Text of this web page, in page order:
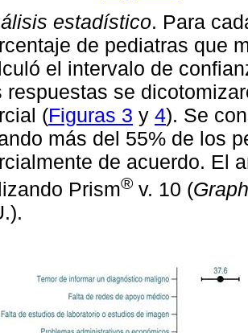
estadístico. Para
de pediatras que
el intervalo de
respuestas se
(Figuras 3 y 4). Se
más del 55% de los
de acuerdo. El
Prism® v. 10 (